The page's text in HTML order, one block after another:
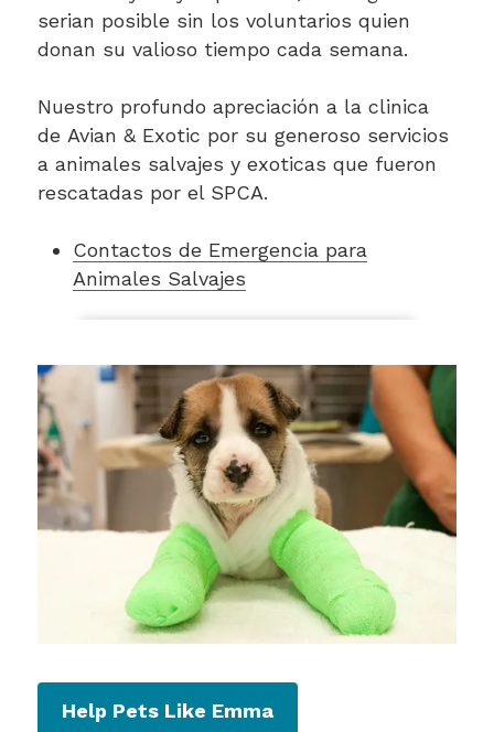
serian posible sin los voluntarios quien
donan su valioso tiempo cada semana.
Nuestro profundo apreciación a la clinica
de Avian & Exotic por su generoso servicios
a animales salvajes y exoticas que fueron
rescatadas por el SPCA.
Contactos de Emergencia para
Animales Salvajes
Help Pets Like Emma